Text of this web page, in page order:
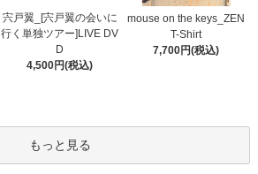
宍戸翼_[宍戸翼の会いに
行く単独ツアー]LIVE DV
D
4,500円(税込)
mouse on the keys_ZEN
T-Shirt
7,700円(税込)
もっと見る